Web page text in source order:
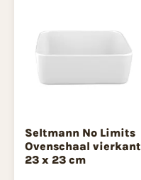
Seltmann No Limits
Ovenschaal vierkant
23 x 23 cm